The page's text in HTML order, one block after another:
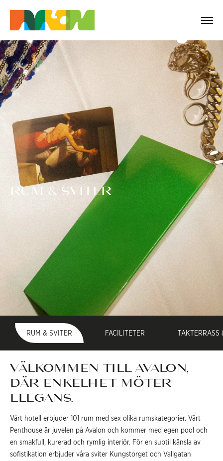
RUM & SVITER
RUM & SVITER FACILITETER TAKTERRASS
VÄLKOMMEN TILL AVALON,
DÄR ENKELHET MÖTER
ELEGANS.
Vårt hotell erbjuder 101 rum med sex olika rumskategorier. Vårt
Penthouse är juvelen på Avalon och kommer med egen pool och
en smakfull, kurerad och rymlig interiör. För en subtil känsla av
sofistikation erbjuder våra sviter Kungstorget och Vallgatan